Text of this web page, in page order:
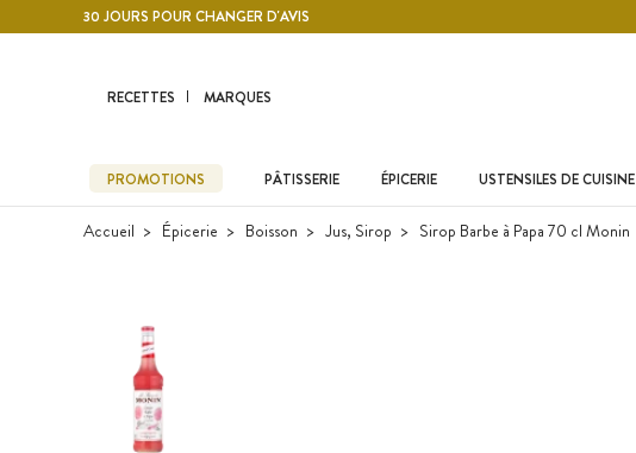
Contenu principal30 JOURS POUR CHANGER D'AVIS
RECETTES MARQUES
PROMOTIONS PÂTISSERIE ÉPICERIE USTENSILES DE CUISINE
Accueil Épicerie Boisson Jus, Sirop Sirop Barbe à Papa 70 cl Monin